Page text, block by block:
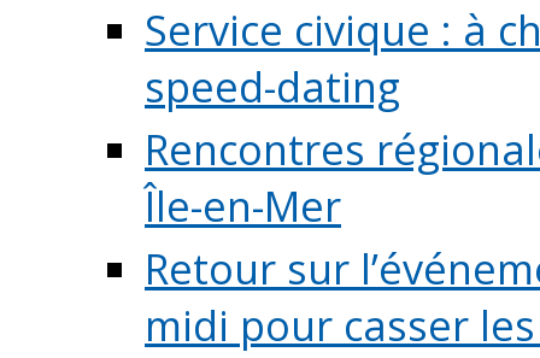
Service civique : à
speed-dating
Rencontres
Île-en-Mer
Retour sur
midi pour casser les